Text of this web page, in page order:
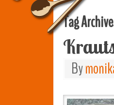
Tag
By